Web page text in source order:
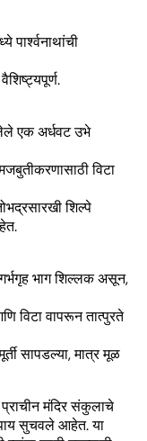
पार्श्वनाथांची
एक अर्धवट उभे
विटा
शिल्पे
गर्भगृह भाग शिल्लक असून,
विटा वापरून तात्पुरते
सापडल्या, मात्र मूळ
मंदिर संकुलाचे
सुचवले आहेत. या